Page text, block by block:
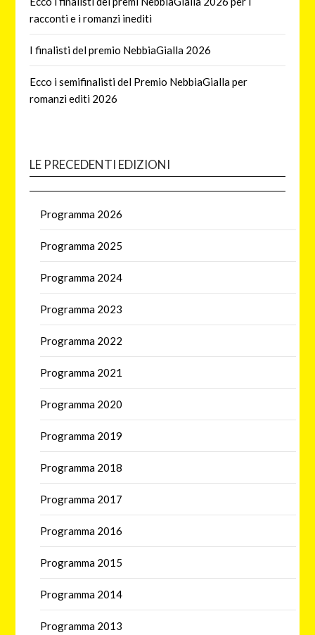
racconti e i romanzi inediti
I finalisti del premio NebbiaGialla 2026
Ecco i semifinalisti del Premio NebbiaGialla per
romanzi editi 2026
LE PRECEDENTI EDIZIONI
Programma 2026
Programma 2025
Programma 2024
Programma 2023
Programma 2022
Programma 2021
Programma 2020
Programma 2019
Programma 2018
Programma 2017
Programma 2016
Programma 2015
Programma 2014
Programma 2013